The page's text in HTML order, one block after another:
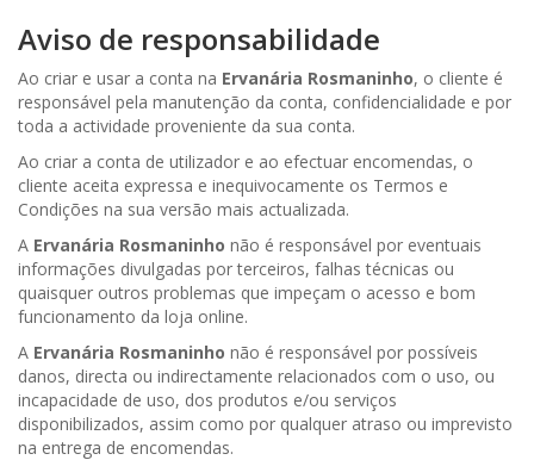
Aviso de responsabilidade
Ao criar e usar a conta na Ervanária Rosmaninho, o cliente é
responsável pela manutenção da conta, confidencialidade e por
toda a actividade proveniente da sua conta.
Ao criar a conta de utilizador e ao efectuar encomendas, o
cliente aceita expressa e inequivocamente os Termos e
Condições na sua versão mais actualizada.
A Ervanária Rosmaninho não é responsável por eventuais
informações divulgadas por terceiros, falhas técnicas ou
quaisquer outros problemas que impeçam o acesso e bom
funcionamento da loja online.
A Ervanária Rosmaninho não é responsável por possíveis
danos, directa ou indirectamente relacionados com o uso, ou
incapacidade de uso, dos produtos e/ou serviços
disponibilizados, assim como por qualquer atraso ou imprevisto
na entrega de encomendas.